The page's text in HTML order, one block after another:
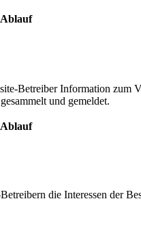
Ablauf
Betreiber Information zum
und gemeldet.
Ablauf
die Interessen der